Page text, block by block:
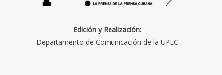
Edición y Realización:
Departamento de Comunicación de la UPEC